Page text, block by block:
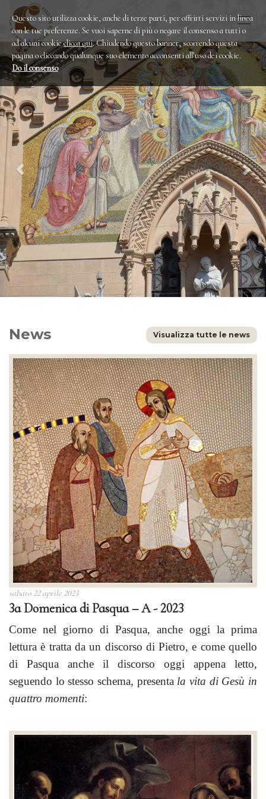
News Visualizza tutte le news
sabato 22 aprile 2023
3a Domenica di Pasqua – A - 2023
Come nel giorno di Pasqua, anche oggi la prima
lettura è tratta da un discorso di Pietro, e come quello
di Pasqua anche il discorso oggi appena letto,
seguendo lo stesso schema, presenta la vita di Gesù in
quattro momenti:
Questo sito utilizza cookie, anche di terze parti, per offrirti servizi in linea
con le tue preferenze. Se vuoi saperne di più o negare il consenso a tutti o
ad alcuni cookieclicca qui. Chiudendo questo banner, scorrendo questa
pagina o cliccando qualunque suo elemento acconsenti all’uso dei cookie.
Do il consenso